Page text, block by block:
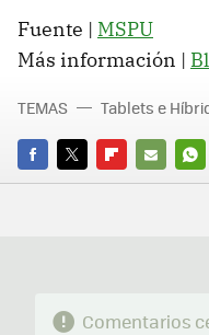
Fuente | MSPU
Más información |
FACEBOOK
TWITTERFLIPBOARD
E-
TEMAS Tablets e
Comentarios